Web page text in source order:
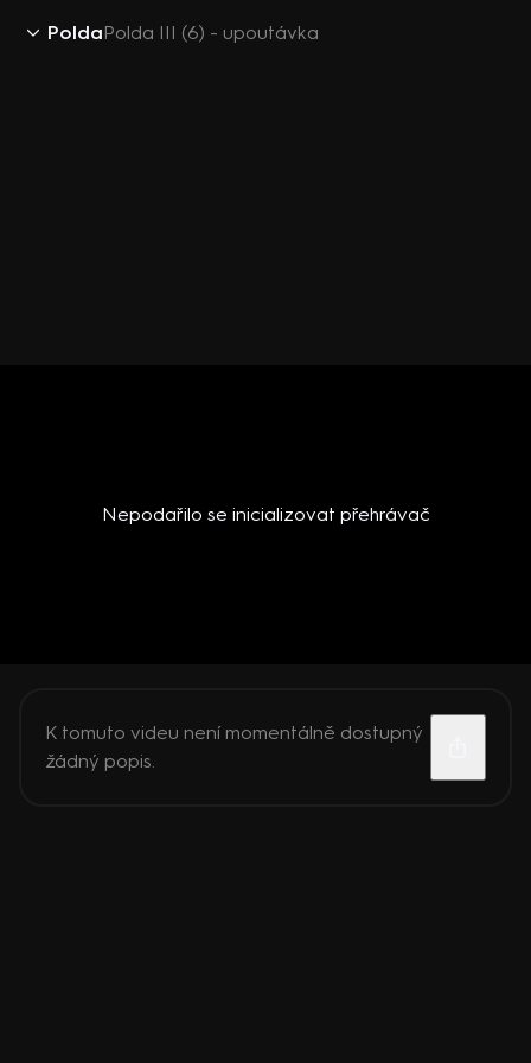
PoldaPolda III (6) - upoutávka
Nepodařilo se inicializovat přehrávač
K tomuto videu není momentálně dostupný
žádný popis.